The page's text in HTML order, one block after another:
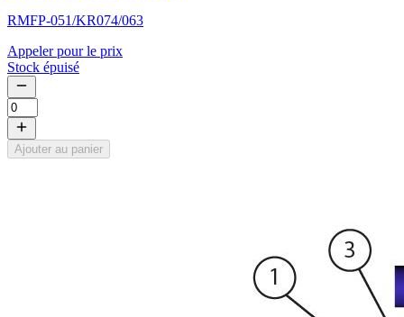
RMFP-051/KR074/063
Appeler pour le prix
Stock épuisé
Ajouter au panier